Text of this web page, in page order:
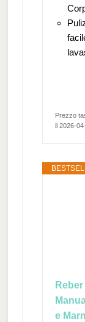
Prezzo
il 2026-
e